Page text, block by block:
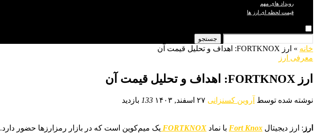
رویداد های مهم
قیمت لحظه ای ارز ها
جستجو
خانه » ارز FORTKNOX: اهداف و تحلیل قیمت آن
معرفی ارز
ارز FORTKNOX: اهداف و تحلیل قیمت آن
نوشته شده توسط آروین کسنزانی ۲۷ اسفند, ۱۴۰۳ 133 بازدید
ارز : ارز دیجیتال Fort Knox با نماد FORTKNOX یک میم‌کوین است که در بازار رمزارزها حضور دارد.